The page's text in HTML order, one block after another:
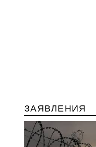
ЗАЯВЛЕНИЯ